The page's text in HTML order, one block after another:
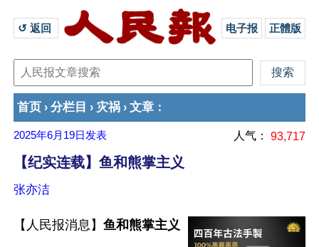
↺ 返回 电子报 正體版
首页 › 分栏目 › 灾祸 › 文章 ：
2025年6月19日 发表 人气： 93,717
【纪实连载】鱼和熊掌主义
张亦洁
【人民报消息】 鱼和熊掌主义